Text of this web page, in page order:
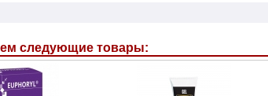
следующие товары: